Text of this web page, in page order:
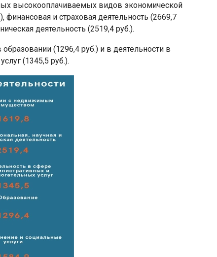
высокооплачиваемых видов экономической
и страховая деятельность (2669,7
деятельность (2519,4 руб.).
(1296,4 руб.) и в деятельности в
(1345,5 руб.).